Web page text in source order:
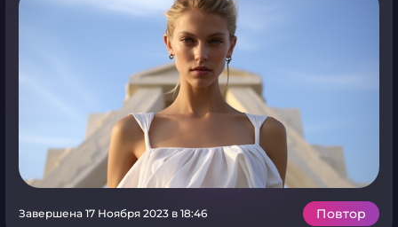
Завершена 17 Ноября 2023 в 18:46 Повтор